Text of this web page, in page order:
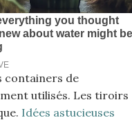
containers de
utilisés. Les tiroirs
Idées astucieuses